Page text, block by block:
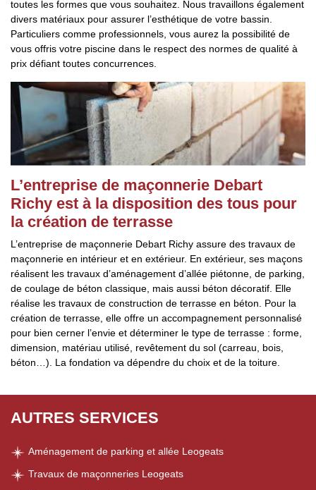
toutes les formes que vous souhaitez. Nous travaillons également
divers matériaux pour assurer l’esthétique de votre bassin.
Particuliers comme professionnels, vous aurez la possibilité de
vous offris votre piscine dans le respect des normes de qualité à
prix défiant toutes concurrences.
L’entreprise de maçonnerie Debart
Richy est à la disposition des tous pour
la création de terrasse
L’entreprise de maçonnerie Debart Richy assure des travaux de
maçonnerie en intérieur et en extérieur. En extérieur, ses maçons
réalisent les travaux d’aménagement d’allée piétonne, de parking,
de coulage de béton classique, mais aussi béton décoratif. Elle
réalise les travaux de construction de terrasse en béton. Pour la
création de terrasse, elle offre un accompagnement personnalisé
pour bien cerner l’envie et déterminer le type de terrasse : forme,
dimension, matériau utilisé, revêtement du sol (carreau, bois,
béton…). La fondation va dépendre du choix et de la toiture.
AUTRES SERVICES
Aménagement de parking et allée Leogeats
Travaux de maçonneries Leogeats